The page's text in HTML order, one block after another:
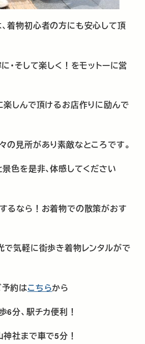
、着物初心者の方にも安心して頂
･そして楽しく！をモットーに営
楽しんで頂けるお店作りに励んで
の見所があり素敵なところです。
景色を是非､体感してください
るなら！お着物での散策がおす
で気軽に街歩き着物レンタルがで
予約はこちらから
6分、駅チカ便利！
神社まで車で5分！